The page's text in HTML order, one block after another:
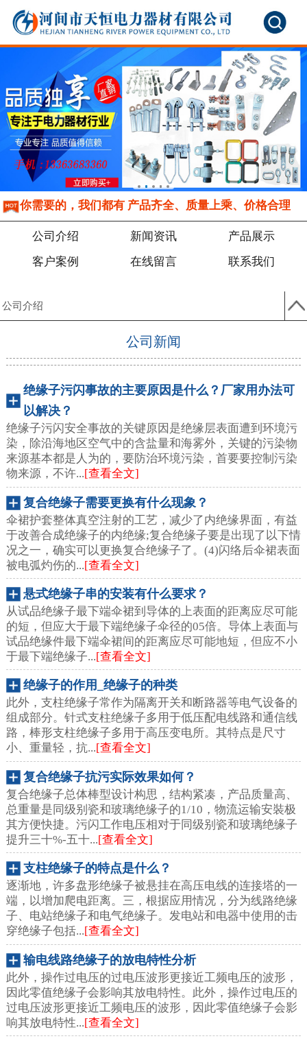
你需要的，我们都有 产品齐全、质量上乘、价格合理
公司介绍 新闻资讯
产品展示
客户案例
在线留言 联系我们
公司介绍 新
公司新闻
绝缘子污闪事故的主要原因是什么？厂家用办法可
以解决？
绝缘子污闪安全事故的关键原因是绝缘层表面遭到环境污
染，除沿海地区空气中的含盐量和海雾外，关键的污染物
来源基本都是人为的，要防治环境污染，首要要控制污染
物来源，不许...[查看全文]
复合绝缘子需要更换有什么现象？
伞裙护套整体真空注射的工艺，减少了内绝缘界面，有益
于改善合成绝缘子的内绝缘;复合绝缘子要是出现了以下情
况之一，确实可以更换复合绝缘子了。(4)闪络后伞裙表面
被电弧灼伤的...[查看全文]
悬式绝缘子串的安装有什么要求？
从试品绝缘子最下端伞裙到导体的上表面的距离应尽可能
的短，但应大于最下端绝缘子伞径的05倍。导体上表面与
试品绝缘件最下端伞裙间的距离应尽可能地短，但应不小
于最下端绝缘子...[查看全文]
绝缘子的作用_绝缘子的种类
此外，支柱绝缘子常作为隔离开关和断路器等电气设备的
组成部分。针式支柱绝缘子多用于低压配电线路和通信线
路，棒形支柱绝缘子多用于高压变电所。其特点是尺寸
小、重量轻，抗...[查看全文]
复合绝缘子抗污实际效果如何？
复合绝缘子总体棒型设计构思，结构紧凑，产品质量高、
总重量是同级别瓷和玻璃绝缘子的1/10，物流运输安裝极
其方便快捷。污闪工作电压相对于同级别瓷和玻璃绝缘子
提升三十%-五十...[查看全文]
支柱绝缘子的特点是什么？
逐渐地，许多盘形绝缘子被悬挂在高压电线的连接塔的一
端，以增加爬电距离。三，根据应用情况，分为线路绝缘
子、电站绝缘子和电气绝缘子。发电站和电器中使用的击
穿绝缘子包括...[查看全文]
输电线路绝缘子的放电特性分析
此外，操作过电压的过电压波形更接近工频电压的波形，
因此零值绝缘子会影响其放电特性。此外，操作过电压的
过电压波形更接近工频电压的波形，因此零值绝缘子会影
响其放电特性...[查看全文]